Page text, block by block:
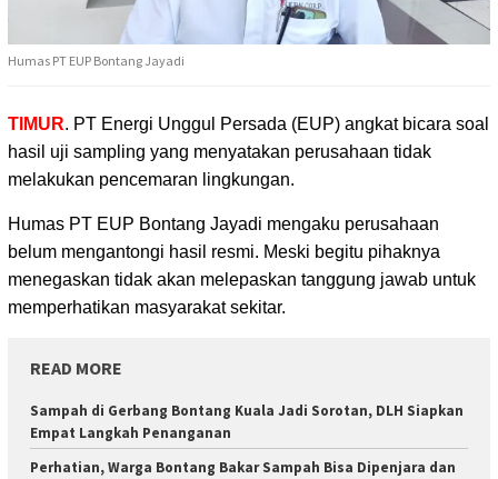
Humas PT EUP Bontang Jayadi
TIMUR. PT Energi Unggul Persada (EUP) angkat bicara soal
hasil uji sampling yang menyatakan perusahaan tidak
melakukan pencemaran lingkungan.
Humas PT EUP Bontang Jayadi mengaku perusahaan
belum mengantongi hasil resmi. Meski begitu pihaknya
menegaskan tidak akan melepaskan tanggung jawab untuk
memperhatikan masyarakat sekitar.
READ MORE
Sampah di Gerbang Bontang Kuala Jadi Sorotan, DLH Siapkan
Empat Langkah Penanganan
Perhatian, Warga Bontang Bakar Sampah Bisa Dipenjara dan